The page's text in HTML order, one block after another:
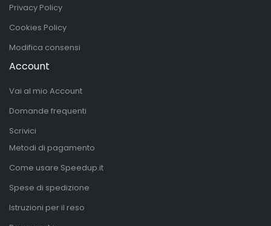
Privacy Policy
Cookies Policy
Modifica consensi
Account
Vai al mio Account
Domande frequenti
Scrivici
Metodi di pagamento
Come usare Speedup.it
Spese di spedizione
Istruzioni per il reso